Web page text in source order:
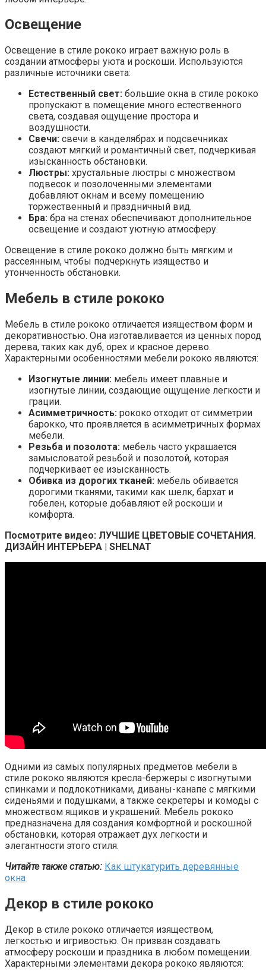
Освещение
Освещение в стиле рококо играет важную роль в
создании атмосферы уюта и роскоши. Используются
различные источники света:
Естественный свет: большие окна в стиле рококо
пропускают в помещение много естественного
света, создавая ощущение простора и
воздушности.
Свечи: свечи в канделябрах и подсвечниках
создают мягкий и романтичный свет, подчеркивая
изысканность обстановки.
Люстры: хрустальные люстры с множеством
подвесок и позолоченными элементами
добавляют окнам и всему помещению
торжественный и праздничный вид.
Бра: бра на стенах обеспечивают дополнительное
освещение и создают уютную атмосферу.
Освещение в стиле рококо должно быть мягким и
рассеянным, чтобы подчеркнуть изящество и
утонченность обстановки.
Мебель в стиле рококо
Мебель в стиле рококо отличается изяществом форм и
декоративностью. Она изготавливается из ценных пород
дерева, таких как дуб, орех и красное дерево.
Характерными особенностями мебели рококо являются:
Изогнутые линии: мебель имеет плавные и
изогнутые линии, создающие ощущение легкости и
грации.
Асимметричность: рококо отходит от симметрии
барокко, что проявляется в асимметричных формах
мебели.
Резьба и позолота: мебель часто украшается
замысловатой резьбой и позолотой, которая
подчеркивает ее изысканность.
Обивка из дорогих тканей: мебель обивается
дорогими тканями, такими как шелк, бархат и
гобелен, которые добавляют ей роскоши и
комфорта.
Посмотрите видео: ЛУЧШИЕ ЦВЕТОВЫЕ СОЧЕТАНИЯ.
ДИЗАЙН ИНТЕРЬЕРА | SHELNAT
Одними из самых популярных предметов мебели в
стиле рококо являются кресла-бержеры с изогнутыми
спинками и подлокотниками, диваны-канапе с мягкими
сиденьями и подушками, а также секретеры и комоды с
множеством ящиков и украшений. Мебель рококо
предназначена для создания комфортной и роскошной
обстановки, которая отражает дух легкости и
элегантности этого стиля.
Читайте также статью: Как штукатурить деревянные
окна
Декор в стиле рококо
Декор в стиле рококо отличается изяществом,
легкостью и игривостью. Он призван создавать
атмосферу роскоши и праздника в любом помещении.
Характерными элементами декора рококо являются: